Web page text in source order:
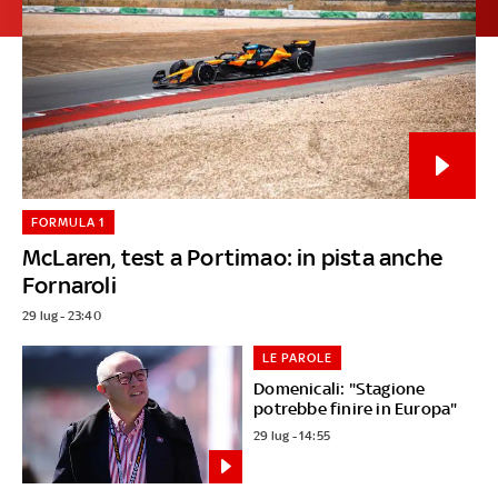
McLaren, test a Portimao: in pista anche
Fornaroli
FORMULA 1
29 lug - 23:40
Domenicali: "Stagione
potrebbe finire in Europa"
LE PAROLE
29 lug - 14:55